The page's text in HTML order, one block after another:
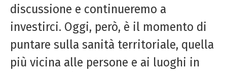
discussione e continueremo a
investirci. Oggi, però, è il momento di
puntare sulla sanità territoriale, quella
più vicina alle persone e ai luoghi in